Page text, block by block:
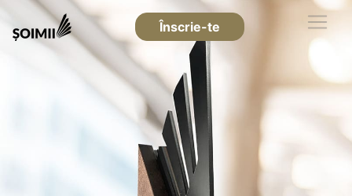
Înscrie-te